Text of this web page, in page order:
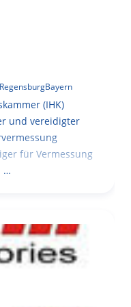
RegensburgBayern
(IHK)
und vereidigter
für Vermessung
…